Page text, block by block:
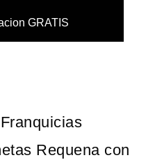
GRATIS
Requena con